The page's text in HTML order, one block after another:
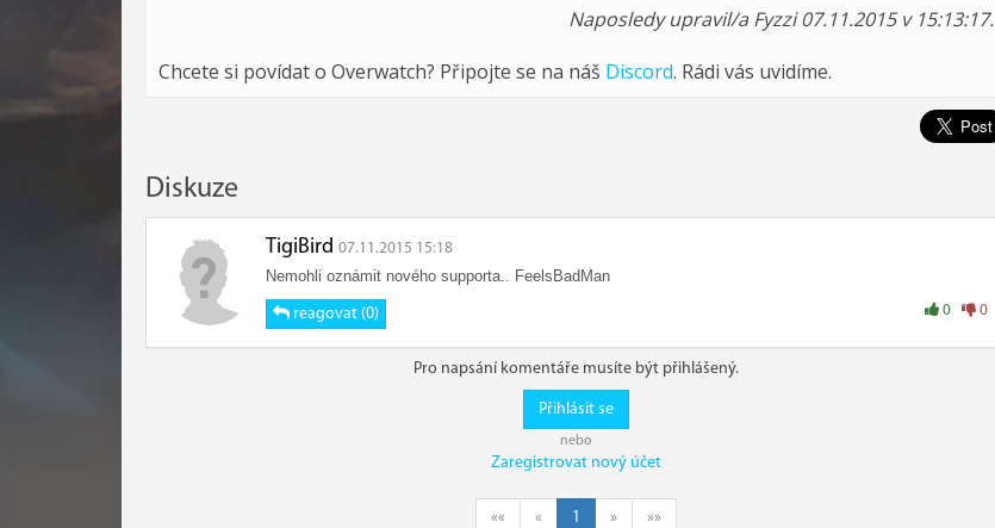
Naposledy upravil/a Fyzzi 07.11.2015 v 15:13:17.
Chcete si povídat o Overwatch? Připojte se na náš Discord. Rádi vás uvidíme.
Diskuze
TigiBird 07.11.2015 15:18
Nemohli oznámit nového supporta.. FeelsBadMan
reagovat (0) 0 0
Pro napsání komentáře musíte být přihlášený.
Přihlásit se
nebo
Zaregistrovat nový účet
«« « 1 » »»